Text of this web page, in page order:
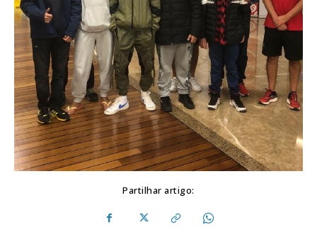
Partilhar artigo: